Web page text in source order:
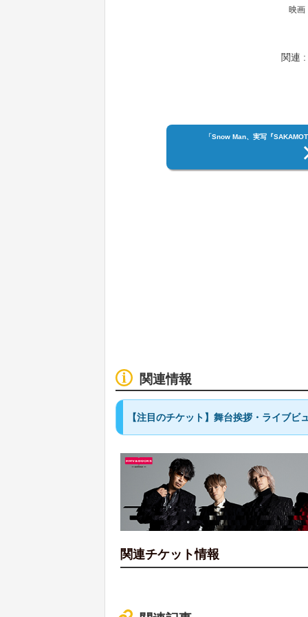
映画
関連 :
「Snow Man、実写『
関連情報
【注目のチケット】舞台挨拶・ライブ
関連チケット情報